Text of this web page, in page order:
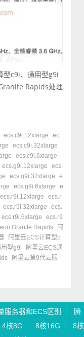
型c9i、通用型g9i
Rapids处理
ecs.c9i.12xlarge
ec
ecs.c9i.32xlarge
ecs.c9i.6xlarge
ecs.g9i.12xlarge
ecs.
ecs.g9i.32xlarge
e
ecs.g9i.6xlarge
e
ecs.r9i.12xlarge
ecs.r
ecs.r9i.32xlarge
ecs.
ecs.r9i.6xlarge
ecs.r9
Granite Rapids
阿
阿里云ECS计算型c
型g9i
阿里云ECS通
阿里云第9代云服
服务器和ECS区别
腾
4核8G 8核16G
8核